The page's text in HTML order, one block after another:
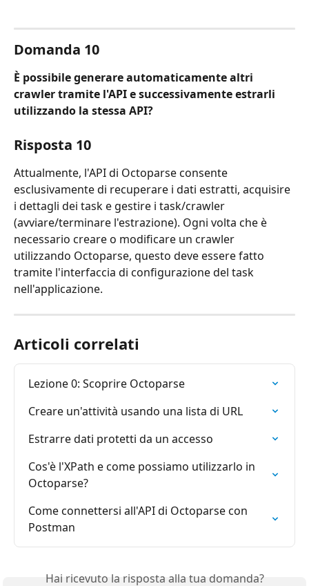
Domanda 10
È possibile generare automaticamente altri
crawler tramite l'API e successivamente estrarli
utilizzando la stessa API?
Risposta 10
Attualmente, l'API di Octoparse consente
esclusivamente di recuperare i dati estratti, acquisire
i dettagli dei task e gestire i task/crawler
(avviare/terminare l'estrazione). Ogni volta che è
necessario creare o modificare un crawler
utilizzando Octoparse, questo deve essere fatto
tramite l'interfaccia di configurazione del task
nell'applicazione.
Articoli correlati
Lezione 0: Scoprire Octoparse
Creare un'attività usando una lista di URL
Estrarre dati protetti da un accesso
Cos'è l'XPath e come possiamo utilizzarlo in
Octoparse?
Come connettersi all'API di Octoparse con
Postman
Hai ricevuto la risposta alla tua domanda?